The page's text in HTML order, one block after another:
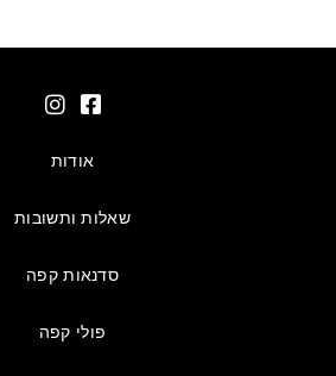
אודות
שאלות ותשובות
סדנאות קפה
פולי קפה